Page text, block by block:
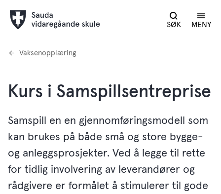
SØK MENY
Du
Vaksenopplæring
Kurs i Samspillsentreprise
Samspill en en gjennomføringsmodell som
kan brukes på både små og store bygge-
og anleggsprosjekter. Ved å legge til rette
for tidlig involvering av leverandører og
rådgivere er formålet å stimulerer til gode